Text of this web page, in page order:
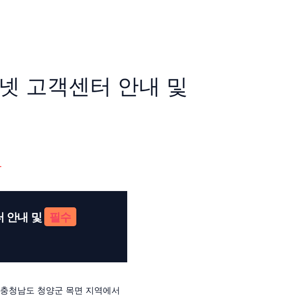
고객센터 안내 및
안내 및
필수
청남도 청양군 목면 지역에서